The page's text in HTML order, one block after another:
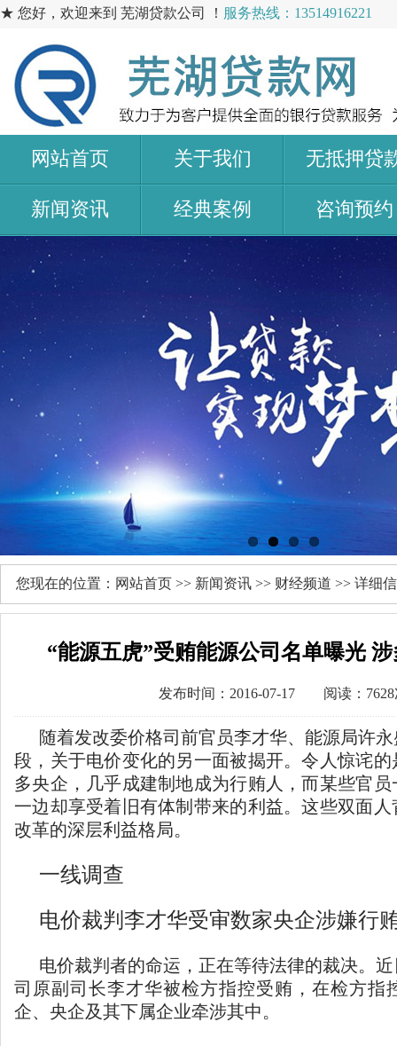
★ 您好，欢迎来到 芜湖贷款公司 ！ 服务热线：13514916221
网站首页 关于我们 无抵押贷
新闻资讯 经典案例 咨询预约
您现在的位置： 网站首页 >> 新闻资讯 >> 财经频道 >> 详细
“能源五虎”受贿能源公司名单曝光
发布时间：2016-07-17 阅读：7628
随着发改委价格司前官员李才华、能源局许
段，关于电价变化的另一面被揭开。令人惊诧
多央企，几乎成建制地成为行贿人，而某些官
一边却享受着旧有体制带来的利益。这些双面
改革的深层利益格局。
一线调查
电价裁判李才华受审数家央企涉嫌行
电价裁判者的命运，正在等待法律的裁决。
司原副司长李才华被检方指控受贿，在检方指
企、央企及其下属企业牵涉其中。